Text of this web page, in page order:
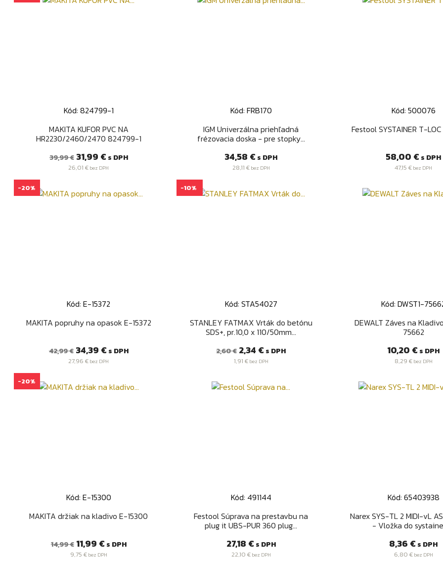
Kód: 824799-1
MAKITA KUFOR PVC NA
HR2230/2460/2470 824799-1
Bežná
cena
39,99 € Cena
31,99 € s DPH
26,01 € bez DPH
 Rýchly náhľad
Kód: FRB170
IGM Univerzálna priehľadná
frézovacia doska - pre stopky...
Cena
34,58 € s DPH
28,11 €bez DPH
 Rýchly náhľad
Kód: 500076
Festool SYSTAINER T-
Cena
58,00 € s DPH
47,15 € bez DPH
 Rýchly
Kód: E-15372
MAKITA popruhy na opasok E-15372
Bežná
cena
42,99 € Cena
34,39 € s DPH
27,96 € bez DPH
-20%
 Rýchly náhľad
Kód: STA54027
STANLEY FATMAX Vrták do betónu
SDS+, pr.10,0 x 110/50mm...
Bežná
cena
2,60 € Cena
2,34 € s DPH
1,91 €bez DPH
-10%
 Rýchly náhľad
Kód: DWST1-
DEWALT Záves na
75662
Cena
10,20 € s DPH
8,29 €bez DPH
 Rýchly
Kód: E-15300
MAKITA držiak na kladivo E-15300
Bežná
cena
14,99 € Cena
11,99 € s DPH
9,75 €bez DPH
-20%
 Rýchly náhľad
Kód: 491144
Festool Súprava na prestavbu na
plug it UBS-PUR 360 plug...
Cena
27,18 € s DPH
22,10 €bez DPH
 Rýchly náhľad
Kód: 65403938
Narex SYS-TL 2 MIDI-vL
- Vložka do
Cena
8,36 € s DPH
6,80 €bez DPH
 Rýchly